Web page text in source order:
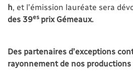
h , et l’émission lauréate sera
des 39es prix Gémeaux.
Des partenaires d’exceptions
rayonnement de nos productions